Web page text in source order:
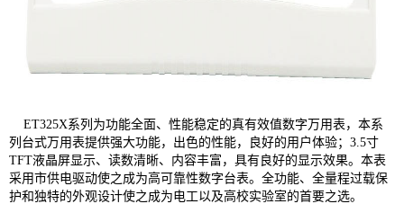
ET325X系列为功能全面、性能稳定的真有效值数字万用表，本系
列台式万用表提供强大功能，出色的性能，良好的用户体验；3.5寸
TFT液晶屏显示、读数清晰、内容丰富，具有良好的显示效果。本表
采用市供电驱动使之成为高可靠性数字台表。全功能、全量程过载保
护和独特的外观设计使之成为电工以及高校实验室的首要之选。